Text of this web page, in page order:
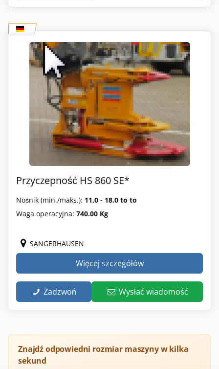
Przyczepność HS 860 SE*
Nośnik (min./maks.): 11.0 - 18.0 to to
Waga operacyjna: 740.00 Kg
SANGERHAUSEN
Więcej szczegółów
Zadzwoń Wysłać wiadomość
Znajdź odpowiedni rozmiar maszyny w kilka
sekund